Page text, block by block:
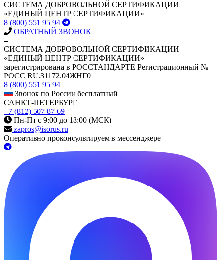
СИСТЕМА ДОБРОВОЛЬНОЙ СЕРТИФИКАЦИИ
«ЕДИНЫЙ ЦЕНТР СЕРТИФИКАЦИИ»
8 (800) 551 95 94
ОБРАТНЫЙ ЗВОНОК
≡
СИСТЕМА ДОБРОВОЛЬНОЙ СЕРТИФИКАЦИИ
«ЕДИНЫЙ ЦЕНТР СЕРТИФИКАЦИИ»
зарегистрирована в РОССТАНДАРТЕ Регистрационный №
РОСС RU.З1172.04ЖНГ0
8 (800) 551 95 94
Звонок по России бесплатный
САНКТ-ПЕТЕРБУРГ
+7 (812) 507 87 69
Пн-Пт с 9:00 до 18:00 (МСК)
zapros@isorus.ru
Оперативно проконсультируем в мессенджере